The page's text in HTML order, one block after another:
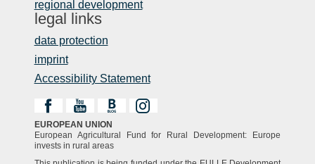
regional development
legal links
data protection
imprint
Accessibility Statement
EUROPEAN UNION
European Agricultural Fund for Rural Development: Europe
invests in rural areas